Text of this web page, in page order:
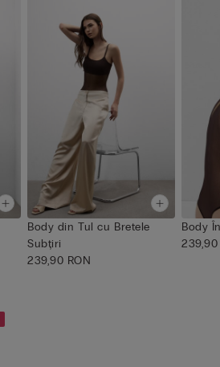
Body din Tul cu Bretele
Subțiri
239,90 RON
Body
239,90